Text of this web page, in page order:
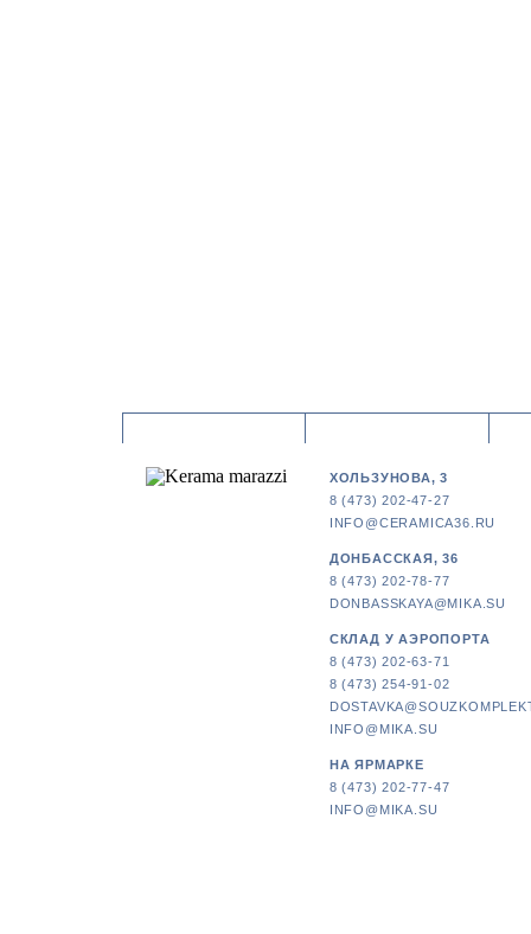
ХОЛЬЗУНОВА, 3
8 (473) 202-47-27
INFO@CERAMICA36.RU
ДОНБАССКАЯ, 36
8 (473) 202-78-77
DONBASSKAYA@MIKA.SU
СКЛАД У АЭРОПОРТА
8 (473) 202-63-71
8 (473) 254-91-02
INFO@MIKA.SU
НА ЯРМАРКЕ
8 (473) 202-77-47
INFO@MIKA.SU